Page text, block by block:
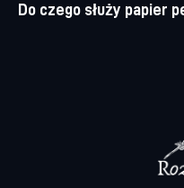
Do czego służy papier